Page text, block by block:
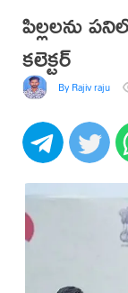
పిల్లలను
కలెక్టర్
By Rajiv raju